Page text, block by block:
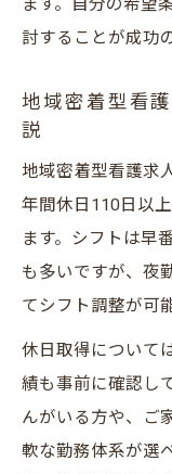
ます。自分の希望
討することが成功
地域密着型看
説
地域密着型看護求
年間休日110日以
ます。シフトは早
も多いですが、夜
てシフト調整が可
休日取得について
績も事前に確認し
んがいる方や、ご
軟な勤務体系が選